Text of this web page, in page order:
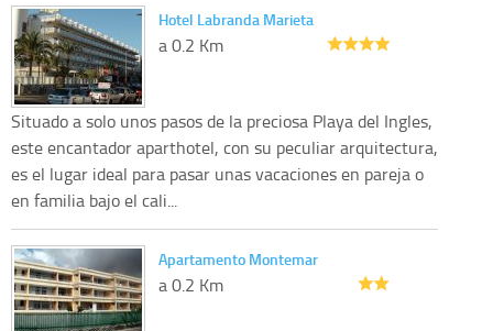
Hotel Labranda Marieta
a 0.2 Km
Situado a solo unos pasos de la preciosa Playa del Ingles,
este encantador aparthotel, con su peculiar arquitectura,
es el lugar ideal para pasar unas vacaciones en pareja o
en familia bajo el cali...
Apartamento Montemar
a 0.2 Km